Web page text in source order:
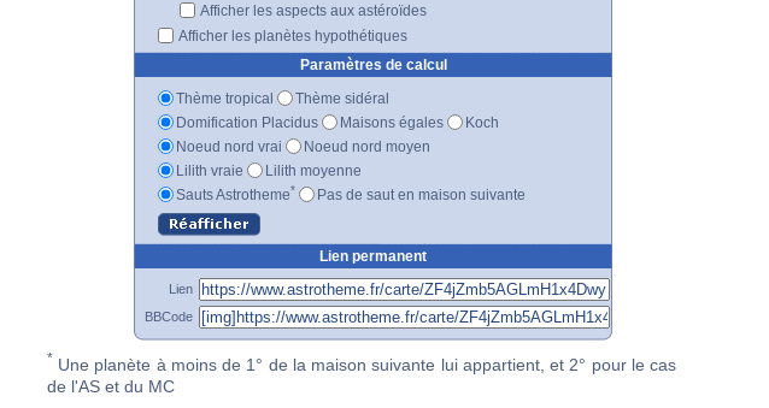
Afficher les aspects aux astéroïdes
Afficher les planètes hypothétiques
Paramètres de calcul
Thème tropical
Thème sidéral
Domification Placidus
Maisons égales
Koch
Noeud nord vrai
Noeud nord moyen
Lilith vraie
Lilith moyenne
Sauts Astrotheme* Pas de saut en maison suivante
Lien permanent
Lien
BBCode
* Une planète à moins de 1° de la maison suivante lui appartient, et 2° pour le cas
de l'AS et du MC